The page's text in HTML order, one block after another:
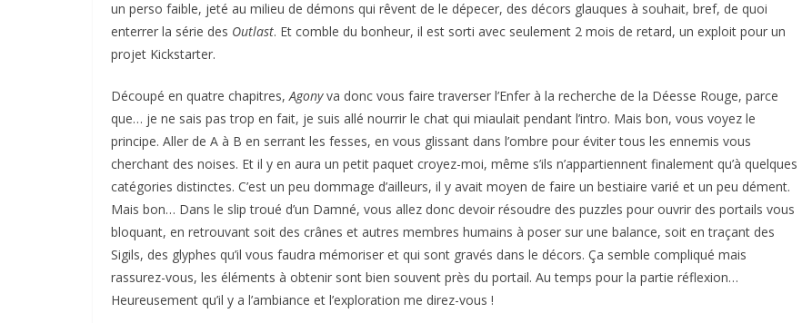
un perso faible, jeté au milieu de démons qui rêvent de le dépecer, des décors glauques à souhait, bref, de quoi
enterrer la série des Outlast. Et comble du bonheur, il est sorti avec seulement 2 mois de retard, un exploit pour un
projet Kickstarter.
Découpé en quatre chapitres,Agonyva donc vous faire traverser l’Enfer à la recherche de la Déesse Rouge, parce
que… je ne sais pas trop en fait, je suis allé nourrir le chat qui miaulait pendant l’intro. Mais bon, vous voyez le
principe. Aller de A à B en serrant les fesses, en vous glissant dans l’ombre pour éviter tous les ennemis vous
cherchant des noises. Et il y en aura un petit paquet croyez-moi, même s’ils n’appartiennent finalement qu’à quelques
catégories distinctes. C’est un peu dommage d’ailleurs, il y avait moyen de faire un bestiaire varié et un peu dément.
Mais bon… Dans le slip troué d’un Damné, vous allez donc devoir résoudre des puzzles pour ouvrir des portails vous
bloquant, en retrouvant soit des crânes et autres membres humains à poser sur une balance, soit en traçant des
Sigils, des glyphes qu’il vous faudra mémoriser et qui sont gravés dans le décors. Ça semble compliqué mais
rassurez-vous, les éléments à obtenir sont bien souvent près du portail. Au temps pour la partie réflexion…
Heureusement qu’il y a l’ambiance et l’exploration me direz-vous !